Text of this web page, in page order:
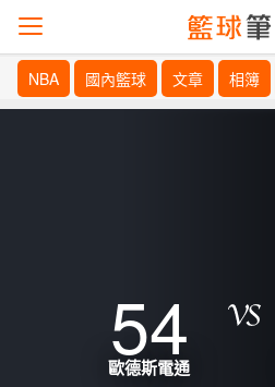
NBA 國內籃球 文章 相簿
54
歐德斯電通